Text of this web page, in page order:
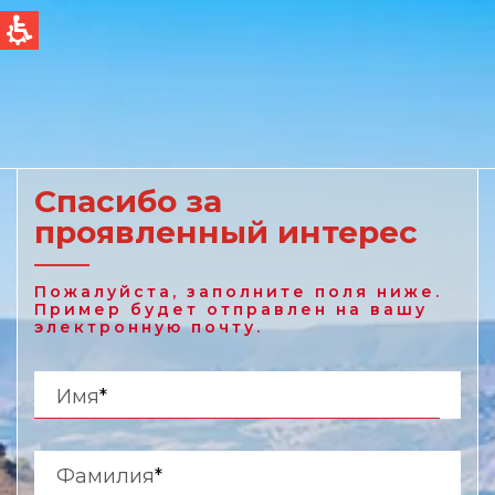
United States
Australia
English
Spain & LATAM
Спасибо за
проявленный интерес
Пожалуйста, заполните поля ниже.
Пример будет отправлен на вашу
электронную почту.
Имя*
Фамилия*